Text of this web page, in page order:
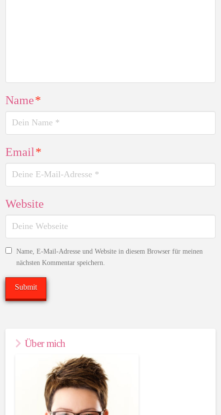
Name*
Email*
Website
Name, E-Mail-Adresse und Website in diesem Browser für meinen
nächsten Kommentar speichern.
Über mich